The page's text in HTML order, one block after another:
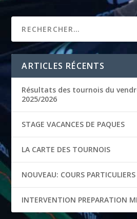
ARTICLES RÉCENTS
Résultats des tournois du
2025/2026
STAGE VACANCES DE PAQUES
LA CARTE DES TOURNOIS
NOUVEAU: COURS
INTERVENTION PREPARATION